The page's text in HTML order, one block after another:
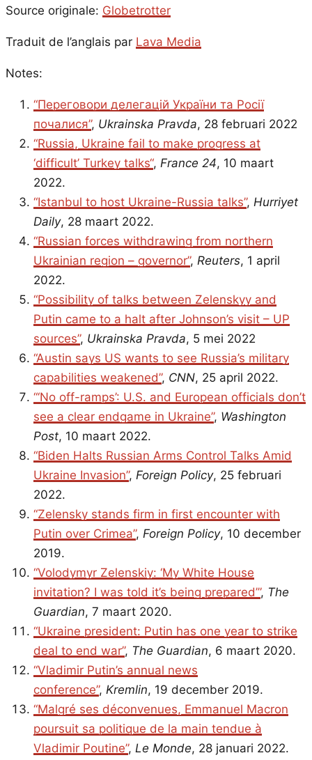
Source originale: Globetrotter
Traduit de l’anglais par Lava Media
Notes:
“Переговори делегацій України та Росії
почалися”, Ukrainska Pravda, 28 februari 2022
“Russia, Ukraine fail to make progress at
‘difficult’ Turkey talks“, France 24, 10 maart
2022.
“Istanbul to host Ukraine-Russia talks”, Hurriyet
Daily, 28 maart 2022.
“Russian forces withdrawing from northern
Ukrainian region – governor”, Reuters, 1 april
2022.
“Possibility of talks between Zelenskyy and
Putin came to a halt after Johnson’s visit – UP
sources”, Ukrainska Pravda, 5 mei 2022
“Austin says US wants to see Russia’s military
capabilities weakened”, CNN, 25 april 2022.
“‘No off-ramps’: U.S. and European officials don’t
see a clear endgame in Ukraine”, Washington
Post, 10 maart 2022.
“Biden Halts Russian Arms Control Talks Amid
Ukraine Invasion”, Foreign Policy, 25 februari
2022.
“Zelensky stands firm in first encounter with
Putin over Crimea”, Foreign Policy, 10 december
2019.
“Volodymyr Zelenskiy: ‘My White House
invitation? I was told it’s being prepared’”, The
Guardian, 7 maart 2020.
“Ukraine president: Putin has one year to strike
deal to end war”, The Guardian, 6 maart 2020.
“Vladimir Putin’s annual news
conference”, Kremlin, 19 december 2019.
“Malgré ses déconvenues, Emmanuel Macron
poursuit sa politique de la main tendue à
Vladimir Poutine”, Le Monde, 28 januari 2022.